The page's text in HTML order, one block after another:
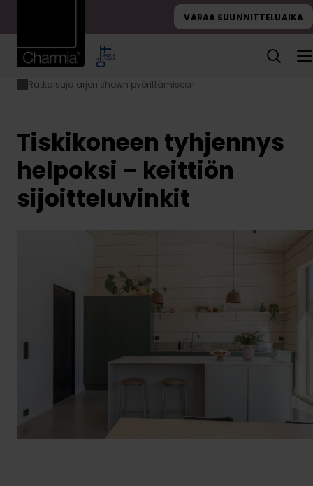
VARAA SUUNNITTELUAIKA
Etusivu
Ideagalleria
Ratkaisuja arjen shown pyörittämiseen
Tiskikoneen
sijoitteluvinkit
Tiskikoneen tyhjennys
helpoksi – keittiön
sijoitteluvinkit